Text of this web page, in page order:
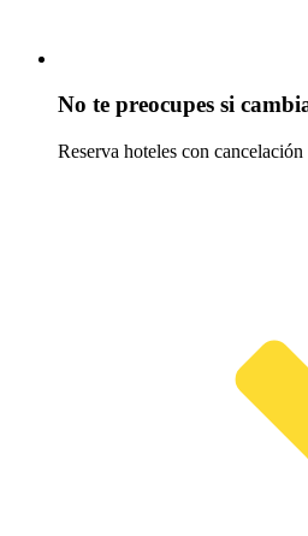
No te preocupes si
Reserva hoteles con cancelación